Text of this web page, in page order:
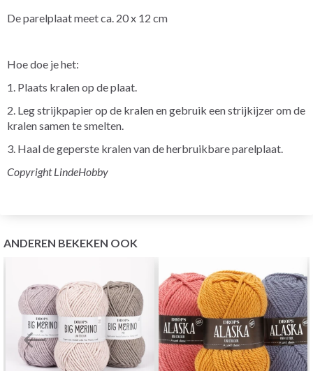
De parelplaat meet ca. 20 x 12 cm
Hoe doe je het:
1. Plaats kralen op de plaat.
2. Leg strijkpapier op de kralen en gebruik een strijkijzer om de
kralen samen te smelten.
3. Haal de geperste kralen van de herbruikbare parelplaat.
Copyright LindeHobby
ANDEREN BEKEKEN OOK